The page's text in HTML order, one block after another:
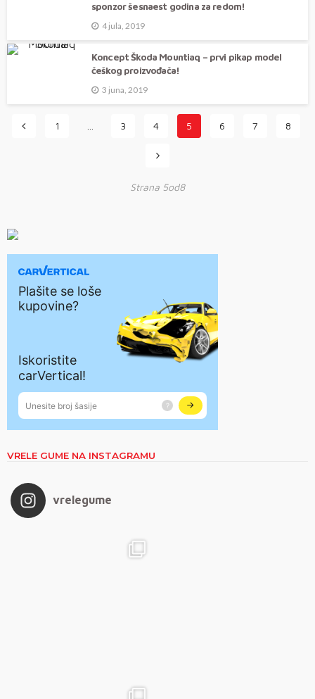
sponzor šesnaest godina za redom!
4 jula, 2019
Koncept Škoda Mountiaq – prvi pikap model
češkog proizvođača!
3 juna, 2019
1 3 4 5 6 7 8
Strana 5od8
VRELE GUME NA INSTAGRAMU
vrelegume